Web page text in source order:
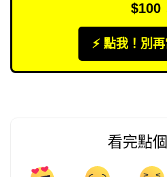
$100
⚡️ 點我！別
看完點